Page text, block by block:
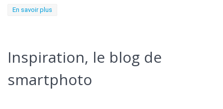
En savoir plus
Inspiration, le blog de
smartphoto